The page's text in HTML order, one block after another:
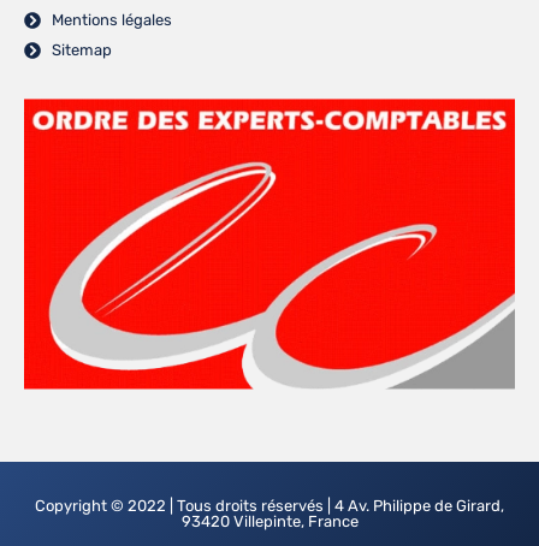
Mentions légales
Sitemap
Copyright © 2022 | Tous droits réservés | 4 Av. Philippe de Girard,
93420 Villepinte, France